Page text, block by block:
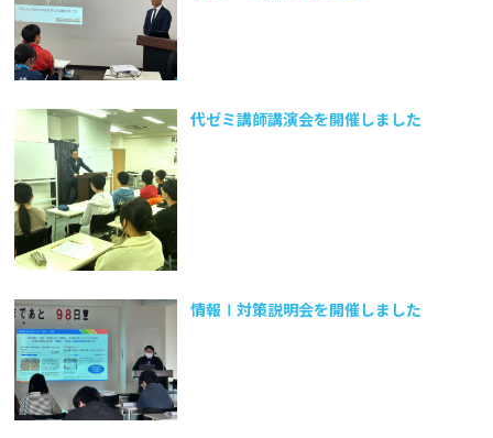
代ゼミ講師講演会を開催しました
情報Ⅰ対策説明会を開催しました